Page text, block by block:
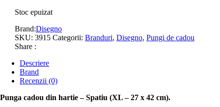
Stoc epuizat
Brand:Disegno
SKU: 3915 Categorii: Branduri, Disegno, Pungi de cadou
Share :
Descriere
Brand
Recenzii (0)
Punga cadou din hartie – Spatiu (XL – 27 x 42 cm).